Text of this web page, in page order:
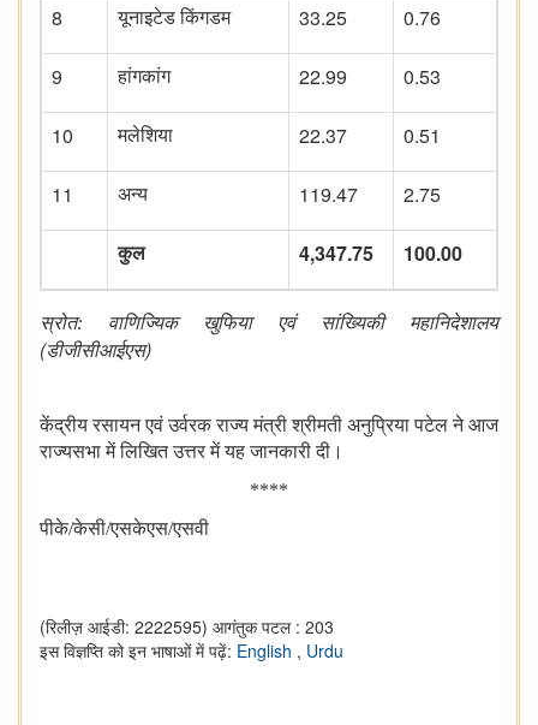
8 यूनाइटेड किंगडम 33.25 0.76
9 हांगकांग 22.99 0.53
10 मलेशिया 22.37 0.51
11 अन्य 119.47 2.75
कुल 4,347.75 100.00
स्रोत: वाणिज्यिक खुफिया एवं सांख्यिकी महानिदेशालय
(डीजीसीआईएस)
केंद्रीय रसायन एवं उर्वरक राज्य मंत्री श्रीमती अनुप्रिया पटेल ने आज
राज्यसभा में लिखित उत्तर में यह जानकारी दी।
****
पीके/केसी/एसकेएस/एसवी
(रिलीज़ आईडी: 2222595) आगंतुक पटल : 203
इस विज्ञप्ति को इन भाषाओं में पढ़ें: English , Urdu